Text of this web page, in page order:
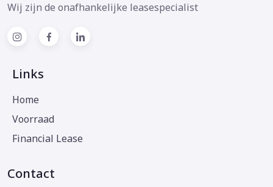
Wij zijn de onafhankelijke leasespecialist
Links
Home
Voorraad
Financial Lease
Contact